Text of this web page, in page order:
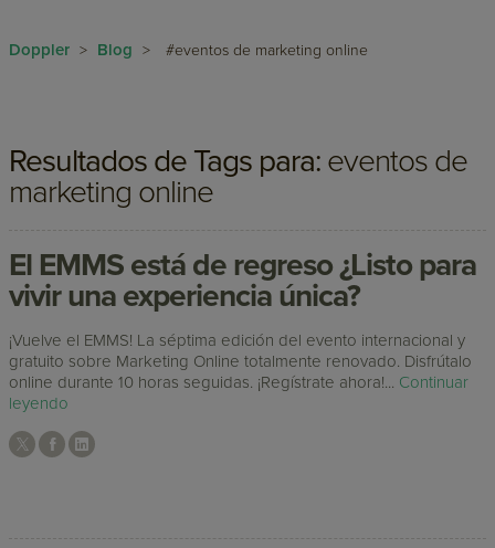
Doppler > Blog > #eventos de marketing online
Resultados de Tags para: eventos de
marketing online
El EMMS está de regreso ¿Listo para
vivir una experiencia única?
¡Vuelve el EMMS! La séptima edición del evento internacional y
gratuito sobre Marketing Online totalmente renovado. Disfrútalo
online durante 10 horas seguidas. ¡Regístrate ahora!... Continuar
leyendo